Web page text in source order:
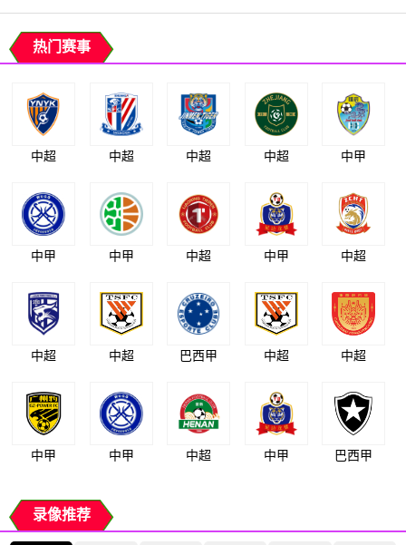
热门赛事
中超 中超 中超 中超 中甲
中甲 中甲 中超 中甲 中超
中超 中超 巴西甲 中超 中超
中甲 中甲 中超 中甲 巴西甲
录像推荐